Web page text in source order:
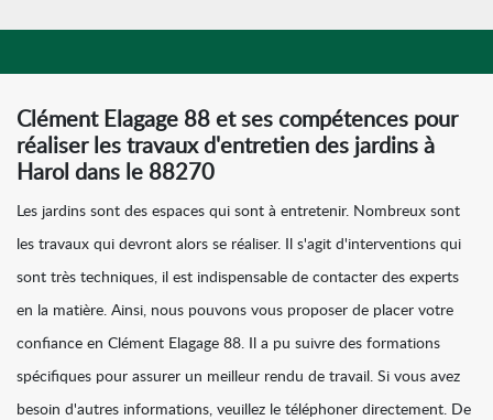
Clément Elagage 88 et ses compétences pour
réaliser les travaux d'entretien des jardins à
Harol dans le 88270
Les jardins sont des espaces qui sont à entretenir. Nombreux sont
les travaux qui devront alors se réaliser. Il s'agit d'interventions qui
sont très techniques, il est indispensable de contacter des experts
en la matière. Ainsi, nous pouvons vous proposer de placer votre
confiance en Clément Elagage 88. Il a pu suivre des formations
spécifiques pour assurer un meilleur rendu de travail. Si vous avez
besoin d'autres informations, veuillez le téléphoner directement. De